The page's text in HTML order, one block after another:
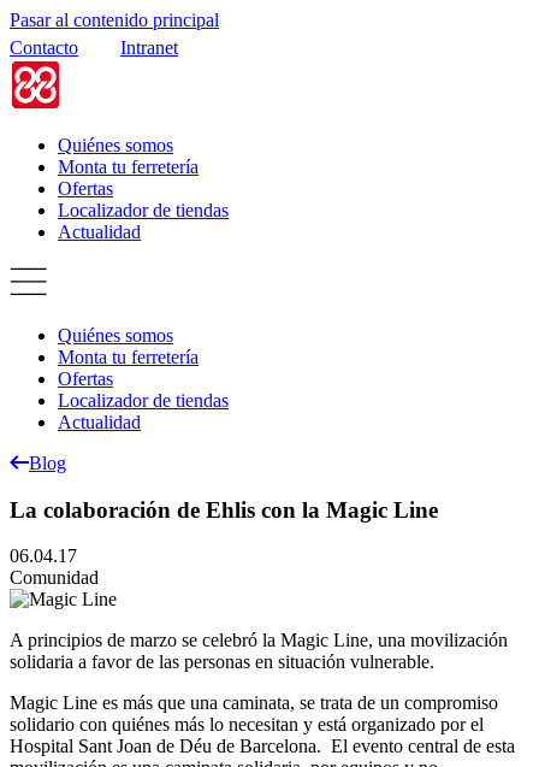
Pasar al contenido principal
Contacto
Intranet
Quiénes somos
Monta tu ferretería
Ofertas
Localizador de tiendas
Actualidad
Quiénes somos
Monta tu ferretería
Ofertas
Localizador de tiendas
Actualidad
Blog
La colaboración de Ehlis con la Magic Line
06.04.17
Comunidad
A principios de marzo se celebró la Magic Line, una movilización
solidaria a favor de las personas en situación vulnerable.
Magic Line es más que una caminata, se trata de un compromiso
solidario con quiénes más lo necesitan y está organizado por el
Hospital Sant Joan de Déu de Barcelona. El evento central de esta